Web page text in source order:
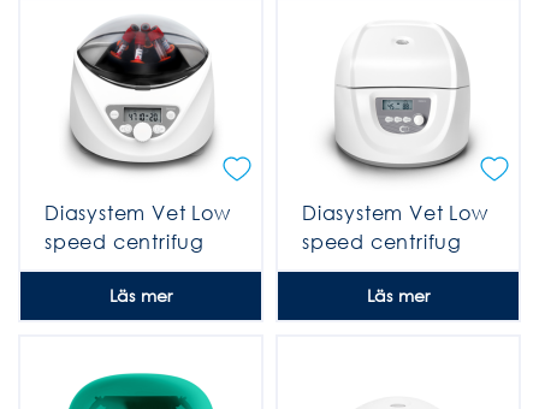
Diasystem Vet Low
speed centrifug
Läs mer
Diasystem Vet Low
speed centrifug
plus
Läs mer